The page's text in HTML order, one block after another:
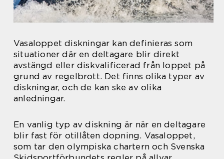
Vasaloppet diskningar kan definieras som
situationer där en deltagare blir direkt
avstängd eller diskvalificerad från loppet på
grund av regelbrott. Det finns olika typer av
diskningar, och de kan ske av olika
anledningar.
En vanlig typ av diskning är när en deltagare
blir fast för otillåten dopning. Vasaloppet,
som tar den olympiska chartern och Svenska